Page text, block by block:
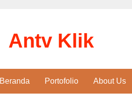
Antv Klik
Beranda Portofolio About Us